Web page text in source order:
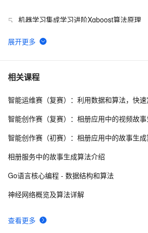
5 机器学习集成学习进阶Xgboost算法原理
6
【滤波跟踪】基于卡尔曼滤波算法实现飞
7 数组求和算法系列
8 游戏人工智能——A*寻路算法实践
10微软的22道数据结构算法面试题
相关课程
查看更多
智能创作赛（复赛）：相册应用中的视频故
智能创作赛（初赛）：相册应用中的故事生
相册服务中的故事生成算法介绍
Go语言核心编程 - 数据结构和算法
神经网络概览及算法详解